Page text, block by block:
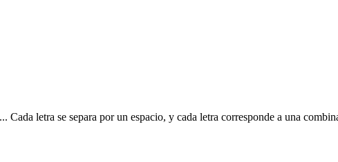
letra se separa por un espacio, y cada letra corresponde a una